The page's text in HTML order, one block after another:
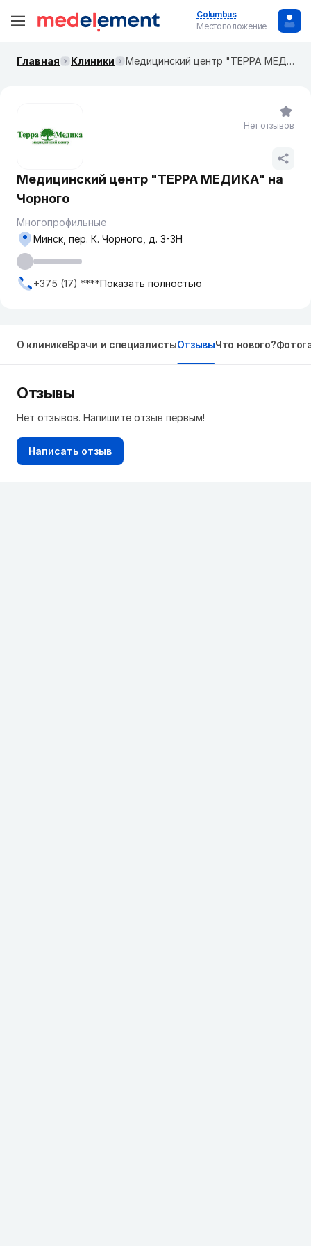
Columbus
Местоположение
Главная Клиники Медицинский центр "ТЕРРА МЕДИКА" на Чорного
Медицинский центр "ТЕРРА МЕДИКА" на
Чорного
Многопрофильные
Минск, пер. К. Чорного, д. 3-3Н
+375 (17) ****Показать полностью
Нет отзывов
О клиникеВрачи и специалистыОтзывыЧто нового?
Отзывы
Нет отзывов. Напишите отзыв первым!
Написать отзыв